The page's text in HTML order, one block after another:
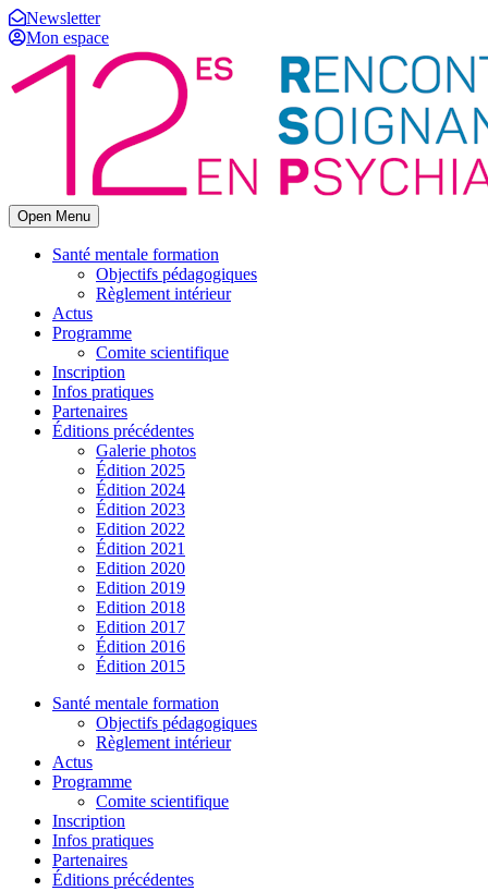
Newsletter
Mon espace
Open Menu
Santé mentale formation
Objectifs pédagogiques
Règlement intérieur
Actus
Programme
Comite scientifique
Inscription
Infos pratiques
Partenaires
Éditions précédentes
Galerie photos
Édition 2025
Édition 2024
Édition 2023
Edition 2022
Édition 2021
Edition 2020
Edition 2019
Edition 2018
Edition 2017
Édition 2016
Édition 2015
Santé mentale formation
Objectifs pédagogiques
Règlement intérieur
Actus
Programme
Comite scientifique
Inscription
Infos pratiques
Partenaires
Éditions précédentes